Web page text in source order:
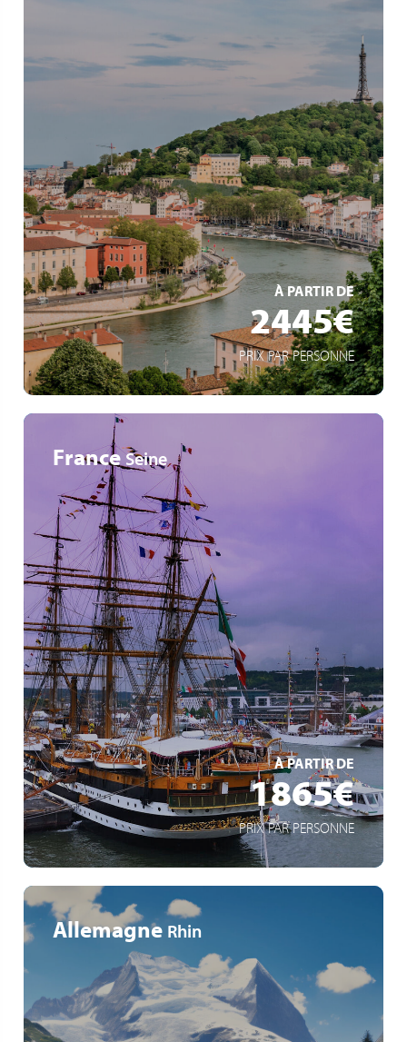
À PARTIR DE
2445€
PRIX PAR PERSONNE
Dîner à l'Abbaye de Collonges -Paul Bocuse
Les gorges de l'Ardèche, plus beau canyon d'Europe
La Camargue, ses paysages et ses manades
EN SAVOIR +
France Seine
À PARTIR DE
1865€
PRIX PAR PERSONNE
Plus important rassemblement de grands voiliers au
monde
Panoramas exceptionnels de la Seine
Découverte de la Seine
EN SAVOIR +
Allemagne Rhin